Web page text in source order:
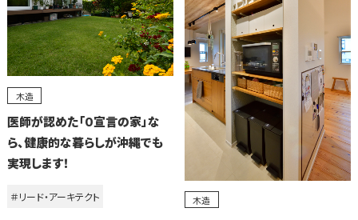
木造
医師が認めた「０宣言の家」な
ら、健康的な暮らしが沖縄でも
実現します！
＃リード・アーキテクト 木造